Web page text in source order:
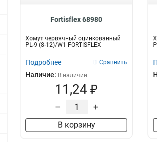
Fortisflex 68980
Хомут червячный оцинкованный
PL-9 (8-12)/W1 FORTISFLEX
Подробнее Сравнить
Наличие: В наличии
11,24 ₽
– +
В корзину